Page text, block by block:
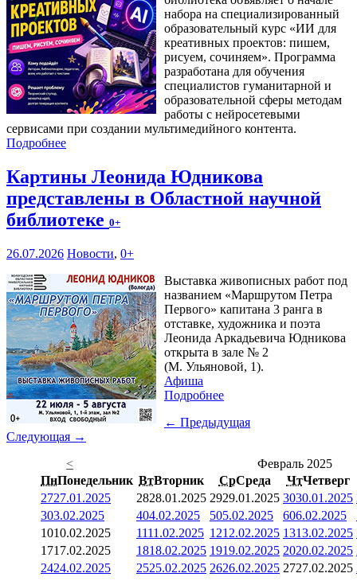
набора на специализированный
образовательный курс «ИИ для
креативных проектов: пишем,
рисуем, сочиняем». Программа
разработана для обучения
специалистов гуманитарной и
образовательной сферы методам
работы с нейросетевыми
сервисами при создании мультимедийного контента.
Подробнее
Картины Леонида Юдникова
представлены в Областной научной
библиотеке 0+
26.07.2026 Новости, 0+
Выставка живописных работ под
названием «Маршрутом Петра
Первого» капитана 3 ранга в
отставке, художника и поэта
Леонида Аркадьевича Юдникова
открыта в зале № 2
(М. Ульяновой, 1).
Афиша
Подробнее
← Предыдущая
Следующая →
<
Февраль 2025
ПнПонедельник ВтВторник СрСреда ЧтЧетверг
2727.01.2025 2828.01.2025 2929.01.2025 3030.01.2025
303.02.2025 404.02.2025 505.02.2025 606.02.2025
1010.02.2025 1111.02.2025 1212.02.2025 1313.02.2025
1717.02.2025 1818.02.2025 1919.02.2025 2020.02.2025
2424.02.2025 2525.02.2025 2626.02.2025 2727.02.2025